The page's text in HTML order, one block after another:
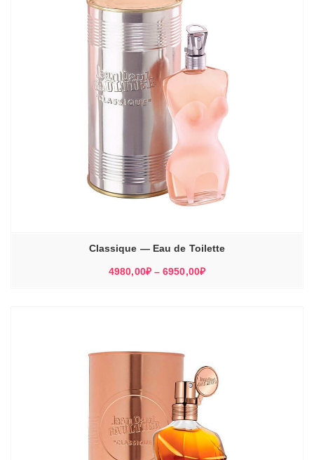
Classique — Eau de Toilette
4980,00₽ – 6950,00₽Диапазон